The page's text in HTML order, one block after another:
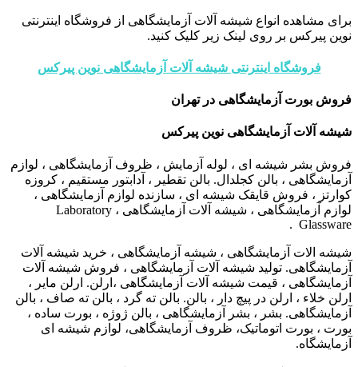
برای مشاهده انواع شیشه آلات آزمایشگاهی از فروشگاه اینترنتی
نوین پیرکس بر روی لینک زیر کلیک کنید.
فروشگاه اینترنتی شیشه آلات آزمایشگاهی نوین پیرکس
فروش بورت آزمایشگاهی در تهران
شیشه آلات آزمایشگاهی نوین پیرکس
فروش بشر شیشه ای ، لوله آزمایش ، ظروف آزمایشگاهی ، لوازم
آزمایشگاهی ، بالن کجلدال. بالن تقطیر ، آدابتور مستقیم ، کروزه
کوارتز ، فروش قایقک شیشه ای ، سازنده لوازم آزمایشگاهی ،
لوازم آزمایشگاهی ، شیشه آلات آزمایشگاهی ، Laboratory
Glassware .
شیشه الات آزمایشگاهی ، شیشه آزمایشگاهی ، خرید شیشه آلات
آزمایشگاهی. تولید شیشه آلات آزمایشگاهی ، فروش شیشه آلات
آزمایشگاهی ، قیمت شیشه آلات آزمایشگاهی ،ارلن. ارلن مایر ،
ارلن خلاء ، ارلن در پیچ دار ، بالن. بالن ته گرد ، بالن ته صاف ، بالن
آزمایشگاهی. بشر ، بشر آزمایشگاهی ، بالن ژوژه ، بورت ساده ،
بورت ، بورت اتوماتیک، ظروف آزمایشگاهی، لوازم شیشه ای
آزمایشگاه.